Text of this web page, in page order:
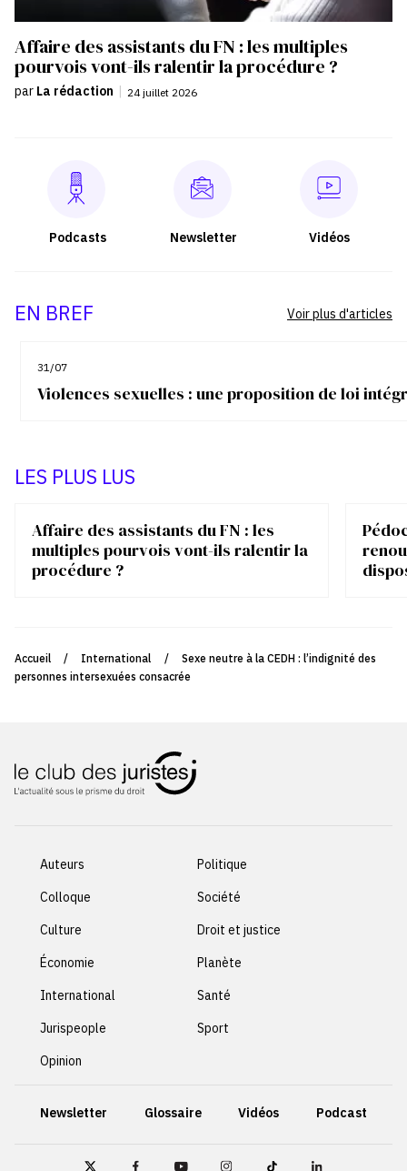
Affaire des assistants du FN : les multiples
pourvois vont-ils ralentir la procédure ?
par La rédaction | 24 juillet 2026
Podcasts Newsletter Vidéos
EN BREF
31/07
Violences sexuelles : une proposition de loi
Voir plus d'articles
LES PLUS LUS
Affaire des assistants du FN : les
multiples pourvois vont-ils ralentir la
procédure ?
Accueil / International /
Sexe neutre à la CEDH : l’indignité des
personnes intersexuées consacrée
Auteurs
Colloque
Culture
Économie
International
Jurispeople
Opinion
Politique
Société
Droit et justice
Planète
Santé
Sport
Newsletter Glossaire Vidéos Podcast